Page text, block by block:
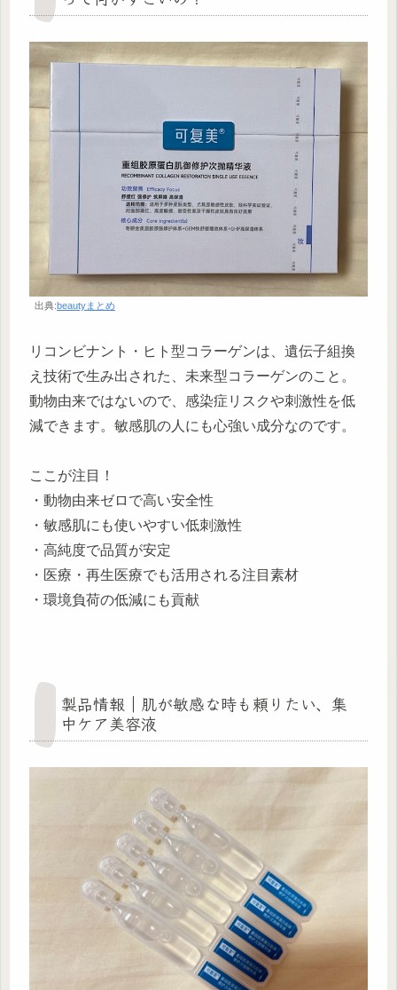
出典:beautyまとめ
リコンビナント・ヒト型コラーゲンは、遺伝子組換
え技術で生み出された、未来型コラーゲンのこと。
動物由来ではないので、感染症リスクや刺激性を低
減できます。敏感肌の人にも心強い成分なのです。
ここが注目！
・動物由来ゼロで高い安全性
・敏感肌にも使いやすい低刺激性
・高純度で品質が安定
・医療・再生医療でも活用される注目素材
・環境負荷の低減にも貢献
製品情報｜肌が敏感な時も頼りたい、集
中ケア美容液